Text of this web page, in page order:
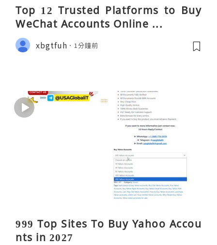
Top 12 Trusted Platforms to Buy
WeChat Accounts Online ...
xbgtfuh 1分鐘前
999 Top Sites To Buy Yahoo Accou
nts in 2027